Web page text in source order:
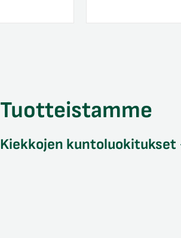
Tuotteistamme
Kiekkojen kuntoluokitukset